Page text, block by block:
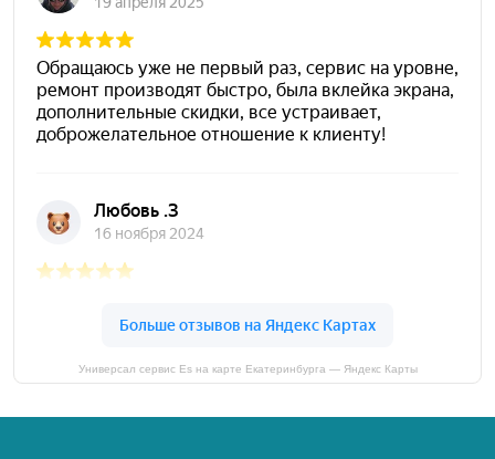
Универсал сервис Es на карте Екатеринбурга — Яндекс Карты